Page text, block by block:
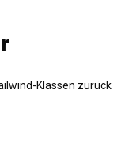
Klassen zurück